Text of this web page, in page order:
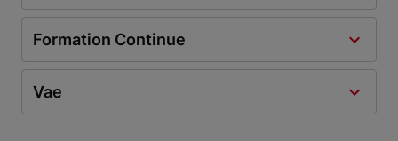
Formation Continue
Vae